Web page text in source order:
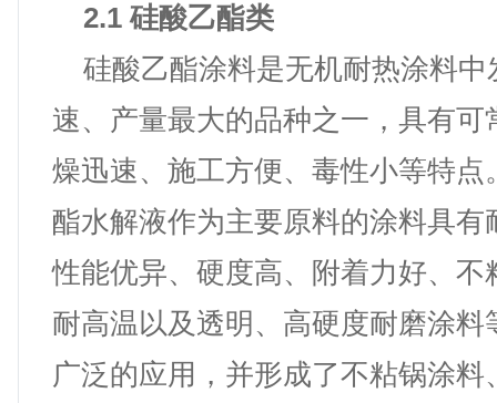
2.1 硅酸乙酯类
硅酸乙酯涂料是无机耐热涂料中
速、产量最大的品种之一，具有可
燥迅速、施工方便、毒性小等特点
酯水解液作为主要原料的涂料具有
性能优异、硬度高、附着力好、不
耐高温以及透明、高硬度耐磨涂料
广泛的应用，并形成了不粘锅涂料